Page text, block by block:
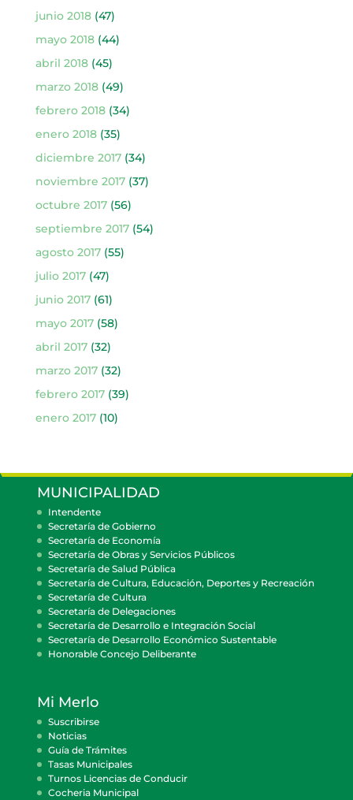
junio 2018(47)
mayo 2018(44)
abril 2018(45)
marzo 2018(49)
febrero 2018(34)
enero 2018(35)
diciembre 2017(34)
noviembre 2017(37)
octubre 2017(56)
septiembre 2017(54)
agosto 2017(55)
julio 2017(47)
junio 2017(61)
mayo 2017(58)
abril 2017(32)
marzo 2017(32)
febrero 2017(39)
enero 2017(10)
MUNICIPALIDAD
Intendente
Secretaría de Gobierno
Secretaría de Economía
Secretaría de Obras y Servicios Públicos
Secretaría de Salud Pública
Secretaría de Cultura, Educación, Deportes y Recreación
Secretaría de Cultura
Secretaría de Delegaciones
Secretaría de Desarrollo e Integración Social
Secretaría de Desarrollo Económico Sustentable
Honorable Concejo Deliberante
Mi Merlo
Suscribirse
Noticias
Guía de Trámites
Tasas Municipales
Turnos Licencias de Conducir
Cocheria Municipal